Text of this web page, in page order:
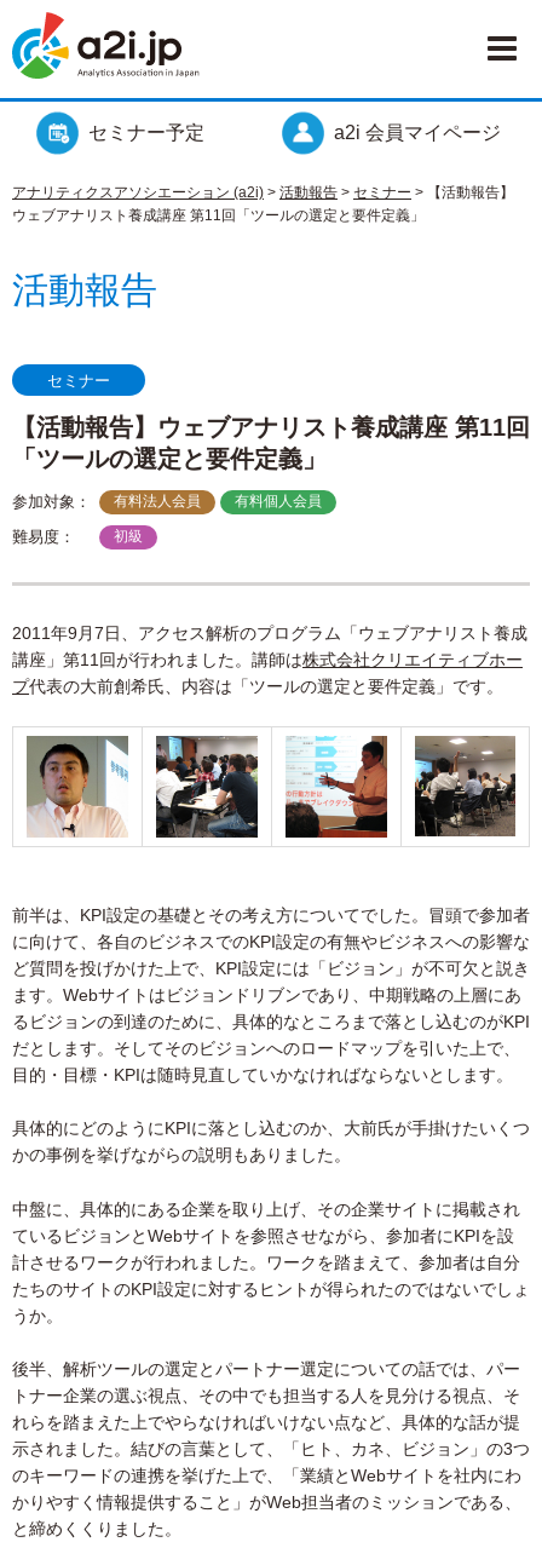
セミナー予定 a2i 会員マイページ
アナリティクスアソシエーション (a2i) > 活動報告 > セミナー >
【活動報告】
ウェブアナリスト養成講座 第11回「ツールの選定と要件定義」
活動報告
セミナー
【活動報告】ウェブアナリスト養成講座 第11回
「ツールの選定と要件定義」
参加対象： 有料法人会員 有料個人会員
難易度： 初級
2011年9月7日、アクセス解析のプログラム「ウェブアナリスト養成
講座」第11回が行われました。講師は株式会社クリエイティブホー
プ代表の大前創希氏、内容は「ツールの選定と要件定義」です。
前半は、KPI設定の基礎とその考え方についてでした。冒頭で参加者
に向けて、各自のビジネスでのKPI設定の有無やビジネスへの影響な
ど質問を投げかけた上で、KPI設定には「ビジョン」が不可欠と説き
ます。Webサイトはビジョンドリブンであり、中期戦略の上層にあ
るビジョンの到達のために、具体的なところまで落とし込むのがKPI
だとします。そしてそのビジョンへのロードマップを引いた上で、
目的・目標・KPIは随時見直していかなければならないとします。
具体的にどのようにKPIに落とし込むのか、大前氏が手掛けたいくつ
かの事例を挙げながらの説明もありました。
中盤に、具体的にある企業を取り上げ、その企業サイトに掲載され
ているビジョンとWebサイトを参照させながら、参加者にKPIを設
計させるワークが行われました。ワークを踏まえて、参加者は自分
たちのサイトのKPI設定に対するヒントが得られたのではないでしょ
うか。
後半、解析ツールの選定とパートナー選定についての話では、パー
トナー企業の選ぶ視点、その中でも担当する人を見分ける視点、そ
れらを踏まえた上でやらなければいけない点など、具体的な話が提
示されました。結びの言葉として、「ヒト、カネ、ビジョン」の3つ
のキーワードの連携を挙げた上で、「業績とWebサイトを社内にわ
かりやすく情報提供すること」がWeb担当者のミッションである、
と締めくくりました。